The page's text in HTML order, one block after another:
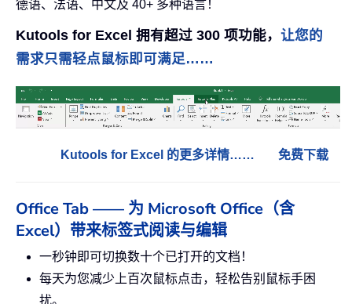
德语、法语、中文及 40+ 多种语言！
Kutools for Excel 拥有超过 300 项功能， 让您的
需求只需轻点鼠标即可满足……
Kutools for Excel 的更多详情…… 免费下载
Office Tab —— 为 Microsoft Office（含
Excel）带来标签式阅读与编辑
一秒钟即可切换数十个已打开的文档！
每天为您减少上百次鼠标点击，轻松告别鼠标手困
扰。